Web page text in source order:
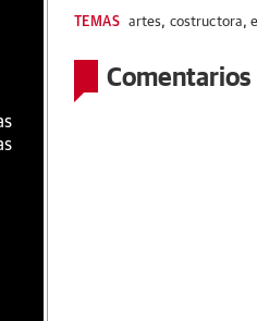
TEMAS artes, costructora,
Comentarios